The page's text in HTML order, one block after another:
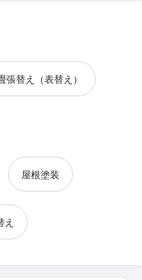
張替え（表替え）
屋根塗装